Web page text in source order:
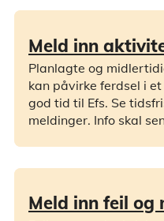
Meld inn
Planlagte og
kan påvirke ferdsel i
god tid til Efs. Se
meldinger. Info skal
Meld inn feil